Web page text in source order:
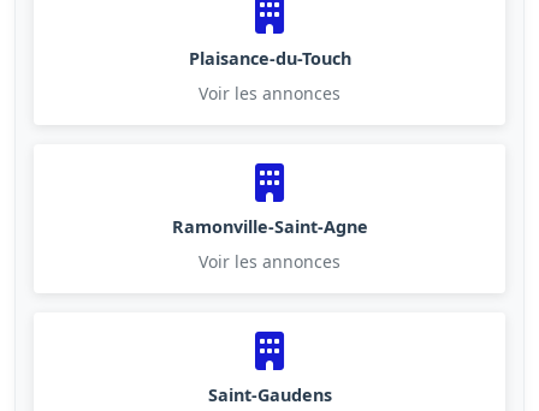
Plaisance-du-Touch
Voir les annonces
Ramonville-Saint-Agne
Voir les annonces
Saint-Gaudens